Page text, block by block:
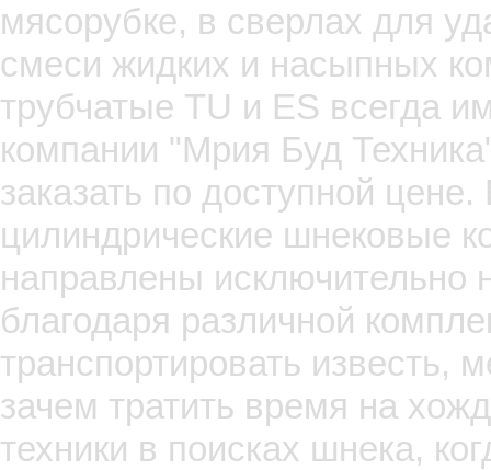
мясорубке, в сверлах для
смеси жидких и насыпных
трубчатые TU и ES всегда
компании "Мрия Буд
заказать по доступной
цилиндрические шнековые
направлены исключительно
благодаря различной
транспортировать известь,
зачем тратить время на
техники в поисках шнека,